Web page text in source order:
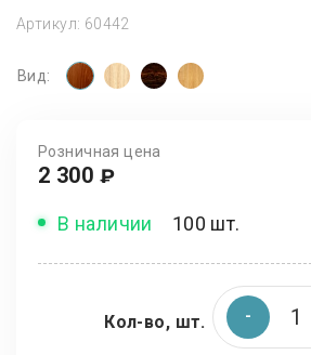
Артикул: 60442
Вид:
Розничная цена
2 300 ₽
В наличии 100 шт.
Кол-во, шт.